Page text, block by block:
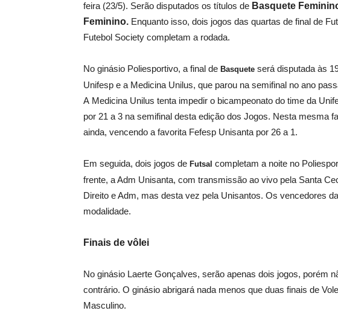
feira (23/5). Serão disputados os títulos de Basquete
Feminino. Enquanto isso, dois jogos das quartas de final de
Futebol Society completam a rodada.
No ginásio Poliesportivo, a final de Basquete será disputada às
Unifesp e a Medicina Unilus, que parou na semifinal no ano
A Medicina Unilus tenta impedir o bicampeonato do time da
por 21 a 3 na semifinal desta edição dos Jogos. Nesta mesma
ainda, vencendo a favorita Fefesp Unisanta por 26 a 1.
Em seguida, dois jogos de Futsal completam a noite no
frente, a Adm Unisanta, com transmissão ao vivo pela Santa
Direito e Adm, mas desta vez pela Unisantos. Os vencedores
modalidade.
Finais de vôlei
No ginásio Laerte Gonçalves, serão apenas dois jogos, porém
contrário. O ginásio abrigará nada menos que duas finais de
Masculino.